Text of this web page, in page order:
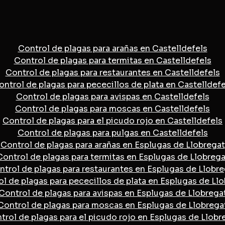
Control de plagas para arañas en Castelldefels
Control de plagas para termitas en Castelldefels
Control de plagas para restaurantes en Castelldefels
de plagas para pececillos de plata en
Control de plagas para avispas en Castelldefels
Control de plagas para moscas en Castelldefels
Control de plagas para el picudo rojo en Castelldefels
Control de plagas para pulgas en Castelldefels
Control de plagas para arañas en Esplugas de Llobregat
de plagas para termitas en Esplugas de
de plagas para restaurantes en Esplugas de
de plagas para pececillos de plata en Esplugas de
de plagas para avispas en Esplugas de
de plagas para moscas en Esplugas de
de plagas para el picudo rojo en Esplugas de